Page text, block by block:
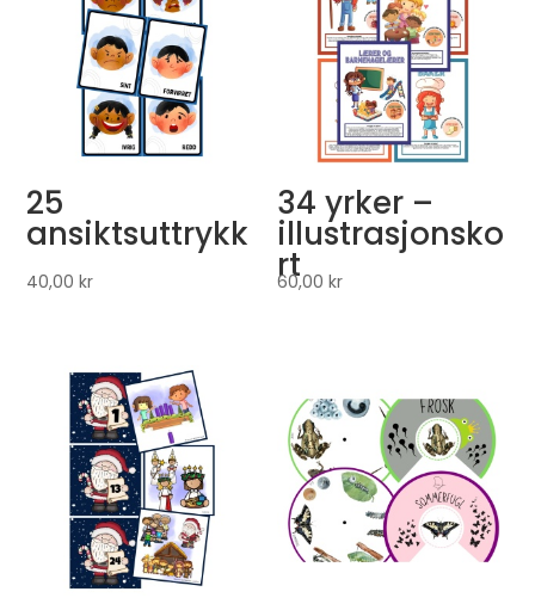
25
ansiktsuttrykk
40,00kr
34 yrker –
illustrasjonsko
rt
60,00kr